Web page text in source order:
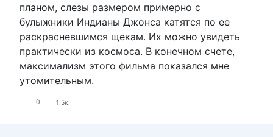
планом, слезы размером примерно с
булыжники Индианы Джонса катятся по ее
раскрасневшимся щекам. Их можно увидеть
практически из космоса. В конечном счете,
максимализм этого фильма показался мне
утомительным.
0 1.5к.